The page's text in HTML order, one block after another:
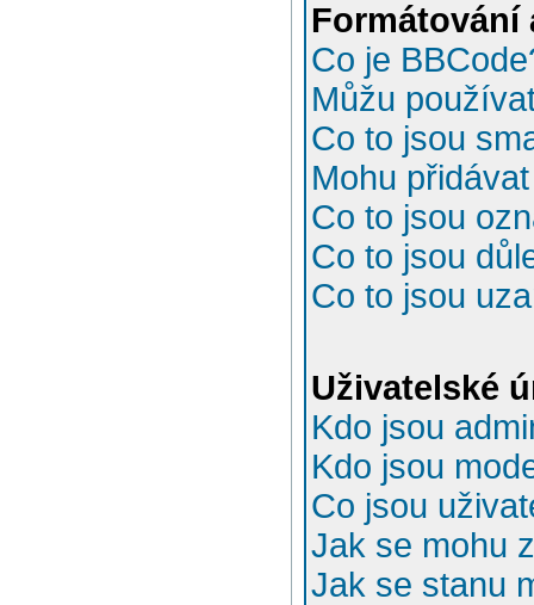
Formátování
Co je
Můžu
Co to jsou
Mohu
Co to jsou
Co to jsou
Co to jsou
Uživatelské
Kdo jsou
Kdo jsou
Co jsou
Jak se mohu
Jak se stanu